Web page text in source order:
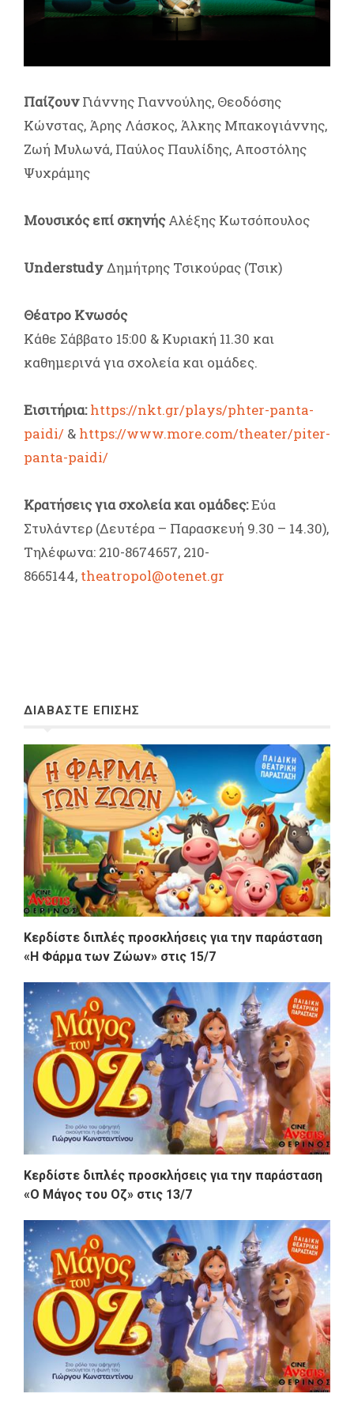
ΠαίζουνΓιάννης Γιαννούλης, Θεοδόσης
Κώνστας, Άρης Λάσκος, Άλκης Μπακογιάννης,
Ζωή Μυλωνά, Παύλος Παυλίδης, Αποστόλης
Ψυχράμης
Μουσικός επί σκηνήςΑλέξης Κωτσόπουλος
UnderstudyΔημήτρης Τσικούρας (Τσικ)
Θέατρο Κνωσός
Κάθε Σάββατο 15:00 & Κυριακή 11.30 και
καθημερινά για σχολεία και ομάδες.
Εισιτήρια:https://nkt.gr/plays/phter-panta-
paidi/ & https://www.more.com/theater/piter-
panta-paidi/
Κρατήσεις για σχολεία και ομάδες:Εύα
Στυλάντερ (Δευτέρα – Παρασκευή 9.30 – 14.30),
Τηλέφωνα: 210-8674657, 210-
8665144, theatropol@otenet.gr
ΔΙΑΒΑΣΤΕ ΕΠΙΣΗΣ
Κερδίστε διπλές προσκλήσεις για την παράσταση
«Η Φάρμα των Ζώων» στις 15/7
Κερδίστε διπλές προσκλήσεις για την παράσταση
«Ο Μάγος του Οζ» στις 13/7